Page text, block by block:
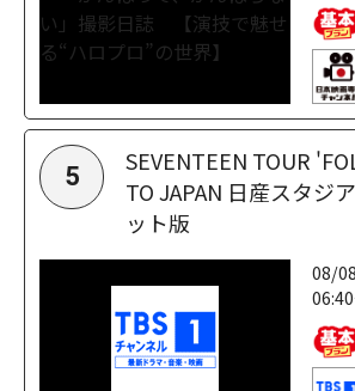
5
SEVENTEEN TOUR
TO JAPAN 日産スタジ
ット版
08/